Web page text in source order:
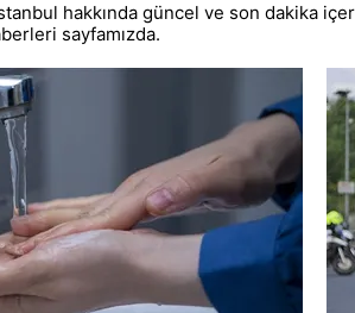
hakkında güncel ve son dakika
sayfamızda.